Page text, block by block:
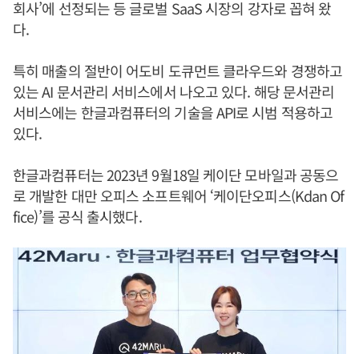
회사’에 선정되는 등 글로벌 SaaS 시장의 강자로 꼽혀 왔
다.
특히 매출의 절반이 어도비 도큐먼트 클라우드와 경쟁하고
있는 AI 문서관리 서비스에서 나오고 있다. 해당 문서관리
서비스에는 한글과컴퓨터의 기술을 API로 시범 적용하고
있다.
한글과컴퓨터는 2023년 9월18일 케이단 모바일과 공동으
로 개발한 대만 오피스 소프트웨어 ‘케이단오피스(Kdan Of
fice)’를 공식 출시했다.